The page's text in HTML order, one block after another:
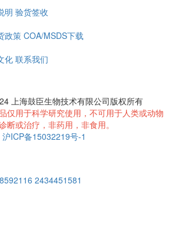
明 验货签收
政策 COA/MSDS下载
化 联系我们
上海鼓臣生物技术有限公司版权所有
仅用于科学研究使用，不可用于人类或动物
断或治疗，非药用，非食用。
沪ICP备15032219号-1
2434451581